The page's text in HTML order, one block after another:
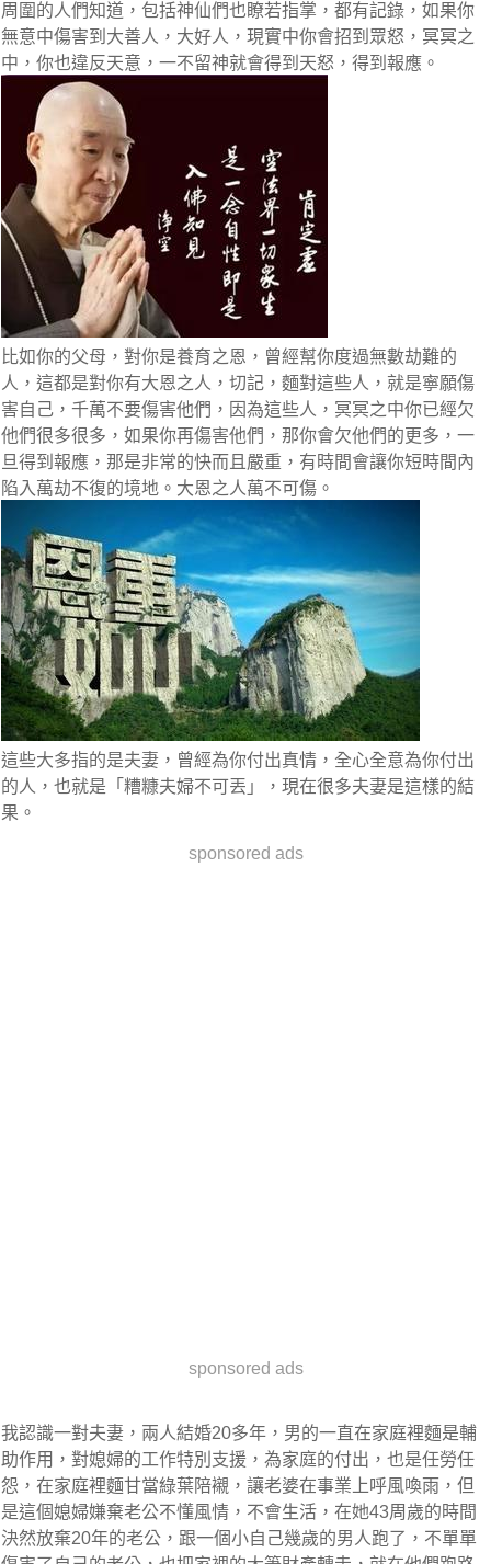
周圍的人們知道，包括神仙們也瞭若指掌，都有記錄，如果你
無意中傷害到大善人，大好人，現實中你會招到眾怒，冥冥之
中，你也違反天意，一不留神就會得到天怒，得到報應。
比如你的父母，對你是養育之恩，曾經幫你度過無數劫難的
人，這都是對你有大恩之人，切記，麵對這些人，就是寧願傷
害自己，千萬不要傷害他們，因為這些人，冥冥之中你已經欠
他們很多很多，如果你再傷害他們，那你會欠他們的更多，一
旦得到報應，那是非常的快而且嚴重，有時間會讓你短時間內
陷入萬劫不復的境地。大恩之人萬不可傷。
這些大多指的是夫妻，曾經為你付出真情，全心全意為你付出
的人，也就是「糟糠夫婦不可丟」，現在很多夫妻是這樣的結
果。
sponsored ads
sponsored ads
我認識一對夫妻，兩人結婚20多年，男的一直在家庭裡麵是輔
助作用，對媳婦的工作特別支援，為家庭的付出，也是任勞任
怨，在家庭裡麵甘當綠葉陪襯，讓老婆在事業上呼風喚雨，但
是這個媳婦嫌棄老公不懂風情，不會生活，在她43周歲的時間
決然放棄20年的老公，跟一個小自己幾歲的男人跑了，不單單